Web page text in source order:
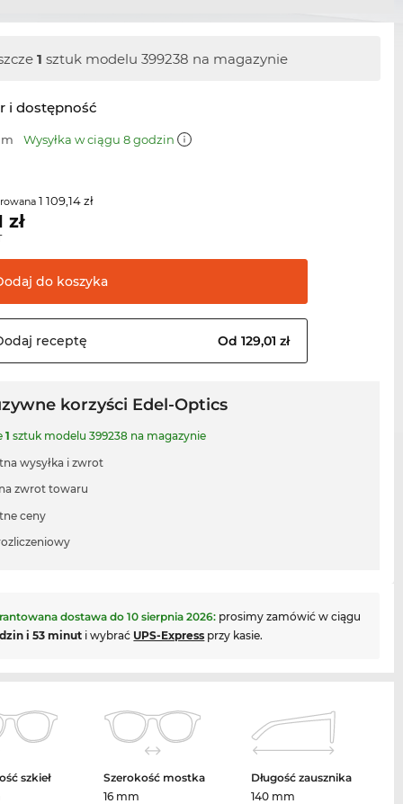
1 sztuk modelu 399238 na magazynie
i dostępność
Wysyłka w ciągu 8 godzin
1 109,14 zł
zł
do koszyka
receptę Od 129,01 zł
korzyści Edel-Optics
1 sztuk modelu 399238 na magazynie
wysyłka i zwrot
zwrot towaru
ceny
dostawa do10 sierpnia 2026: prosimy zamówić w ciągu
i 53 minut i wybrać UPS-Express przy kasie.
szkieł
Szerokość mostka
16 mm
Długość zausznika
140 mm